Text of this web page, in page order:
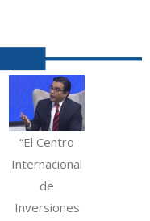
“El Centro
Internacional
de
Inversiones